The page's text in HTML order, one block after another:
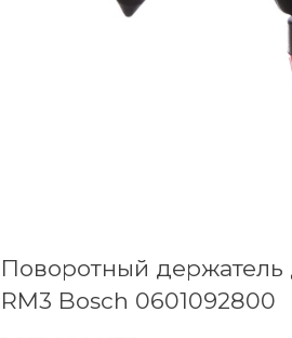
Поворотный
RM3 Bosch 0601092800